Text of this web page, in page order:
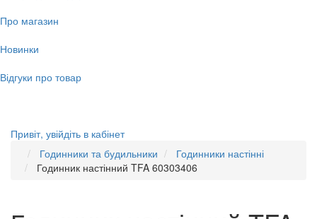
Про магазин
Новинки
Відгуки про товар
Привіт, увійдіть в кабінет
Годинники та будильники
Годинники настінні
Годинник настінний TFA 60303406